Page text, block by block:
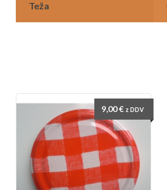
Teža
9,00€ z DDV